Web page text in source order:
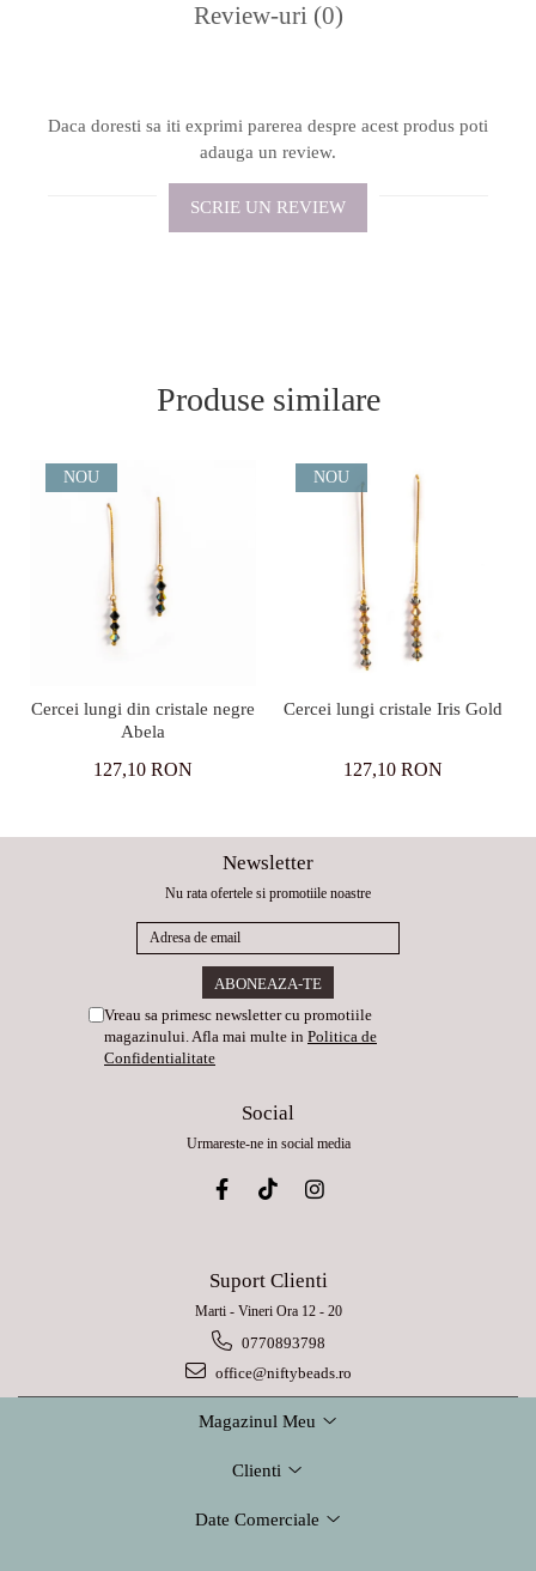
Review-uri (0)
Daca doresti sa iti exprimi parerea despre acest produs poti
adauga un review.
SCRIE UN REVIEW
Produse similare
NOU
Cercei lungi din cristale negre
Abela
127,10 RON
NOU
Cercei lungi cristale Iris Gold
127,10 RON
Newsletter
Nu rata ofertele si promotiile noastre
Vreau sa primesc newsletter cu promotiile
magazinului. Afla mai multe in Politica de
Confidentialitate
Social
Urmareste-ne in social media
Suport Clienti
Marti - Vineri Ora 12 - 20
0770893798
office@niftybeads.ro
Magazinul Meu
Clienti
Date Comerciale